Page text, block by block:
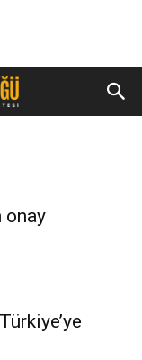
onay